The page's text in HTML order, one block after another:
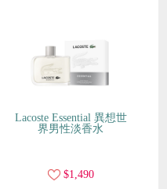
Lacoste Essential 異想世
界男性淡香水
$1,490